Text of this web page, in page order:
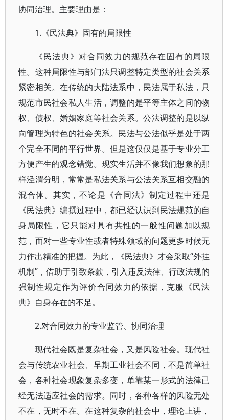
协同治理。主要理由是：
1.《民法典》固有的局限性
《民法典》对合同效力的规范存在固有的局限
性。这种局限性与部门法只调整特定类型的社会关系
紧密相关。在传统的大陆法系中，民法属于私法，只
规范市民社会私人生活，调整的是平等主体之间的物
权、债权、婚姻家庭等社会关系。公法调整的是以纵
向管理为特色的社会关系。民法与公法似乎是处于两
个完全不同的平行世界。但是这仅仅是基于专业分工
方便产生的观念错觉。现实生活并不像我们想象的那
样泾渭分明，常常是私法关系与公法关系互相交融的
混合体。其实，不论是《合同法》制定过程中还是
《民法典》编撰过程中，都已经认识到民法规范的自
身局限性，它只能对具有共性的一般性问题加以规
范，而对一些专业性或者特殊领域的问题更多时候无
力作出精准的把握。为此，《民法典》才会采取“外挂
机制”，借助于引致条款，引入违反法律、行政法规的
强制性规定作为评价合同效力的依据，克服《民法
典》自身存在的不足。
2.对合同效力的专业监管、协同治理
现代社会既是复杂社会，又是风险社会。现代社
会与传统农业社会、早期工业社会不同，不是简单社
会，各种社会现象复杂多变，单靠某一形式的法律已
经无法适应社会的需求。同时，各种各样的风险无处
不在，无时不在。在这种复杂的社会中，理论上讲，